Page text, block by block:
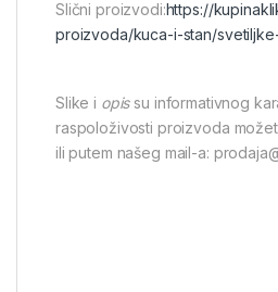
Slični proizvodi:https://
proizvoda/kuca-i-stan/
Slike i opissu informativnog
raspoloživosti proizvoda
ili putem našeg mail-a: